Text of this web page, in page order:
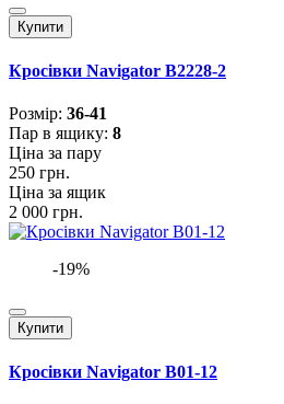
Купити
Кросівки Navigator B2228-2
Розмiр: 36-41
Пар в ящику: 8
Ціна за пару
250 грн.
Ціна за ящик
2 000 грн.
-19%
Купити
Кросівки Navigator B01-12